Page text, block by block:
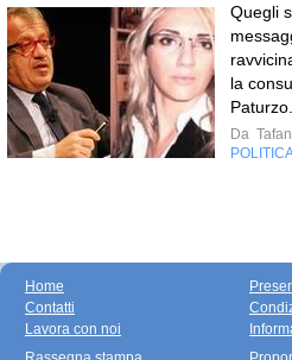
Quegli
la
Paturzo.
Da
Home
Contatti
Lavora con noi